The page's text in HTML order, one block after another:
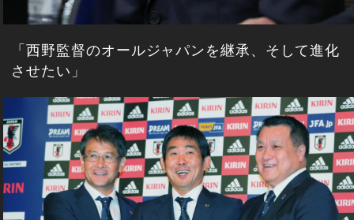
「西野監督のオールジャパンを継承、そして進化
させたい」